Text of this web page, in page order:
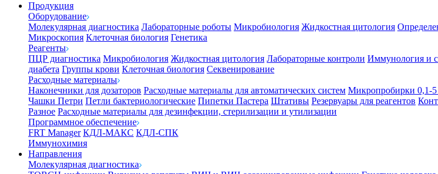
Продукция
Оборудование
Молекулярная диагностика Лабораторные роботы Микробиология Жидкостная цитология
Микроскопия Клеточная биология Генетика
Реагенты
ПЦР диагностика Микробиология Жидкостная цитология Лабораторные контроли Иммунология и
диабета Группы крови Клеточная биология Секвенирование
Расходные материалы
Наконечники для дозаторов Расходные материалы для автоматических систем Микропробирки 0,1-
Чашки Петри Петли бактериологические Пипетки Пастера Штативы Резервуары для реагентов
Разное Расходные материалы для дезинфекции, стерилизации и утилизации
Программное обеспечение
FRT Manager КДЛ-МАКС КДЛ-СПК
Иммунохимия
Направления
Молекулярная диагностика